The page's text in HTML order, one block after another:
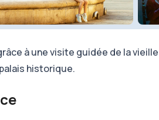
à une visite guidée de la
historique.